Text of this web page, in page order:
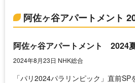
阿佐ヶ谷アパートメント
阿佐ヶ谷アパートメント 2024
2024年8月23日 NHK総合
「パリ2024パラリンピック」直前